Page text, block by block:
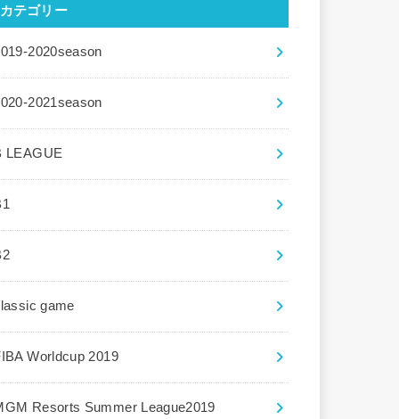
カテゴリー
2020season
2021season
LEAGUE
game
Worldcup 2019
Resorts Summer League2019